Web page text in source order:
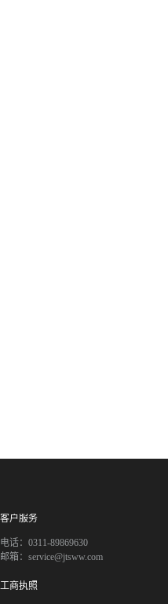
客户服务
电话：0311-89869630
邮箱：service@jtsww.com
工商执照